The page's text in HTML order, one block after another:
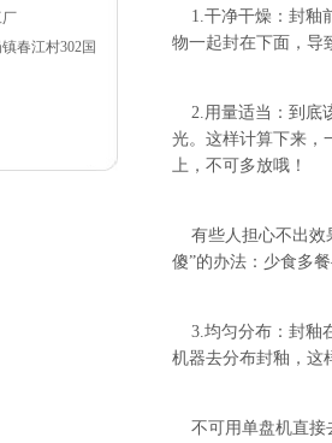
春江村302国
1.干净干燥：封釉
物一起封在下面，导
2.用量适当：到底
光。这样计算下来，
上，不可多放哦！
有些人担心不出效
傻”的办法：少食多
3.均匀分布：封釉
机器去分布封釉，这
不可用单盘机直接